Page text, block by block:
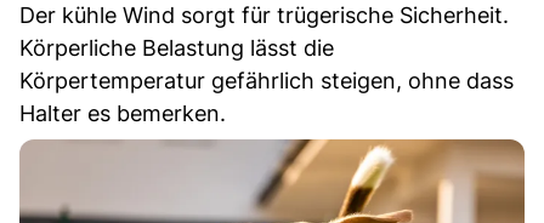
Der kühle Wind sorgt für trügerische Sicherheit.
Körperliche Belastung lässt die
Körpertemperatur gefährlich steigen, ohne dass
Halter es bemerken.